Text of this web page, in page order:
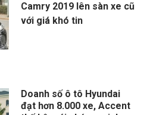
Camry 2019 lên sàn xe cũ
với giá khó tin
Doanh số ô tô Hyundai
đạt hơn 8.000 xe, Accent